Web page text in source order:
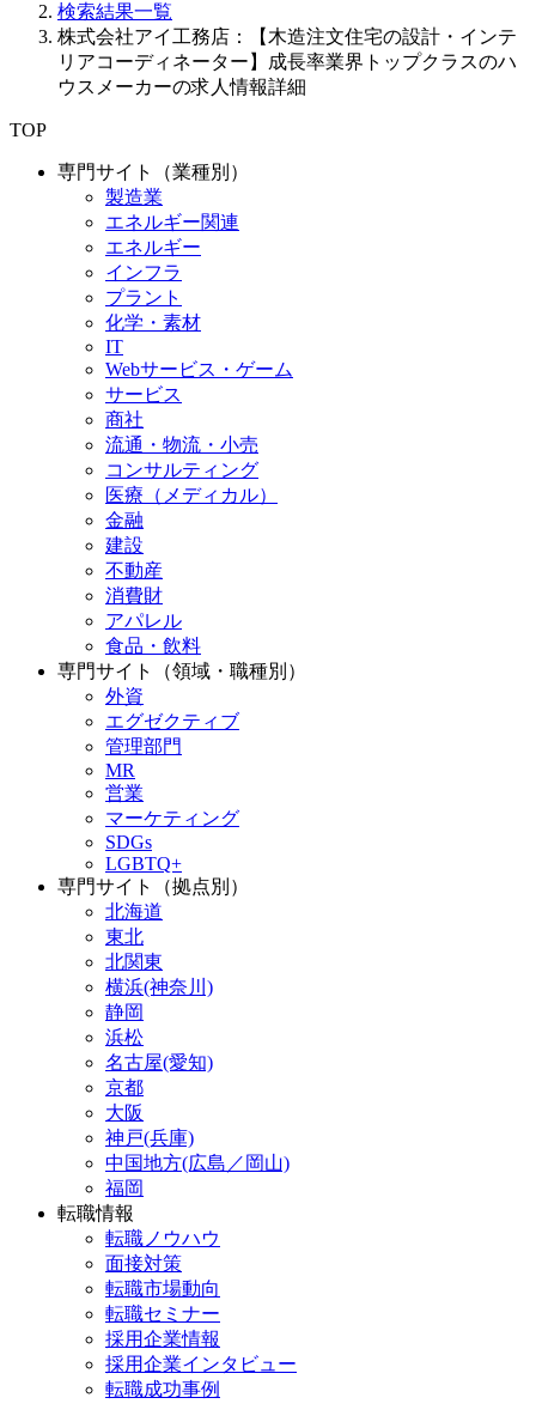
検索結果一覧
株式会社アイ工務店：【木造注文住宅の設計・インテ
リアコーディネーター】成長率業界トップクラスのハ
ウスメーカーの求人情報詳細
TOP
専門サイト（業種別）
製造業
エネルギー関連
エネルギー
インフラ
プラント
化学・素材
IT
Webサービス・ゲーム
サービス
商社
流通・物流・小売
コンサルティング
医療（メディカル）
金融
建設
不動産
消費財
アパレル
食品・飲料
専門サイト（領域・職種別）
外資
エグゼクティブ
管理部門
MR
営業
マーケティング
SDGs
LGBTQ+
専門サイト（拠点別）
北海道
東北
北関東
横浜(神奈川)
静岡
浜松
名古屋(愛知)
京都
大阪
神戸(兵庫)
中国地方(広島／岡山)
福岡
転職情報
転職ノウハウ
面接対策
転職市場動向
転職セミナー
採用企業情報
採用企業インタビュー
転職成功事例